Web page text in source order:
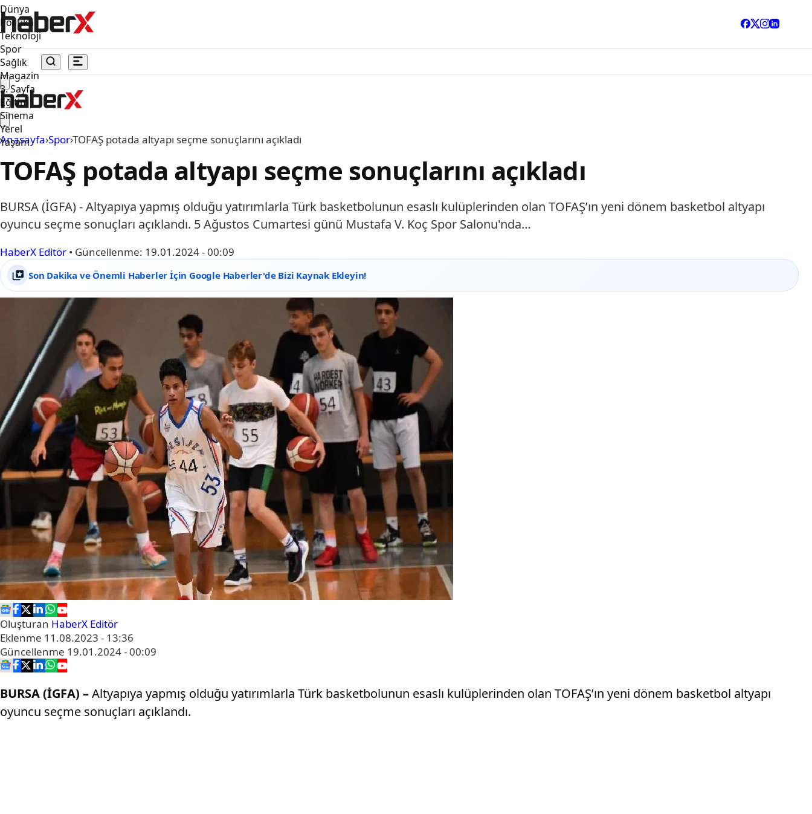
Dünya
Politika
Teknoloji
Spor
Sağlık
Magazin
3. Sayfa
Eğitim
Sinema
Yerel
Yaşam
Anasayfa›Spor›TOFAŞ potada altyapı seçme sonuçlarını açıkladı
TOFAŞ potada altyapı seçme sonuçlarını açıkladı
BURSA (İGFA) - Altyapıya yapmış olduğu yatırımlarla Türk basketbolunun esaslı kulüplerinden olan TOFAŞ’ın yeni dönem basketbol altyapı
oyuncu seçme sonuçları açıklandı. 5 Ağustos Cumartesi günü Mustafa V. Koç Spor Salonu'nda…
HaberX Editör • Güncellenme: 19.01.2024 - 00:09
Son Dakika ve Önemli Haberler İçin Google Haberler'de Bizi Kaynak Ekleyin!
Oluşturan HaberX Editör
Eklenme 11.08.2023 - 13:36
Güncellenme 19.01.2024 - 00:09
BURSA (İGFA) –Altyapıya yapmış olduğu yatırımlarla Türk basketbolunun esaslı kulüplerinden olan TOFAŞ’ın yeni dönem basketbol altyapı
oyuncu seçme sonuçları açıklandı.